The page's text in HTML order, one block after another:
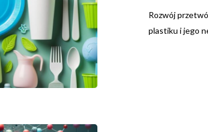
Rozwój
plastiku i jego